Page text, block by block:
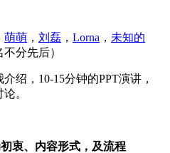
萌萌 ， 刘磊 ， Lorna ， 未知的
分先后）
绍，10-15分钟的PPT演讲，
。
衷、内容形式，及流程